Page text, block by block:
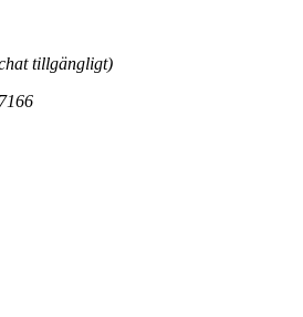
tillgängligt)